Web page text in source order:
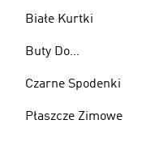
Ciężarów
Białe Kurtki
Buty Do
Czarne Spodenki
Płaszcze Zimowe